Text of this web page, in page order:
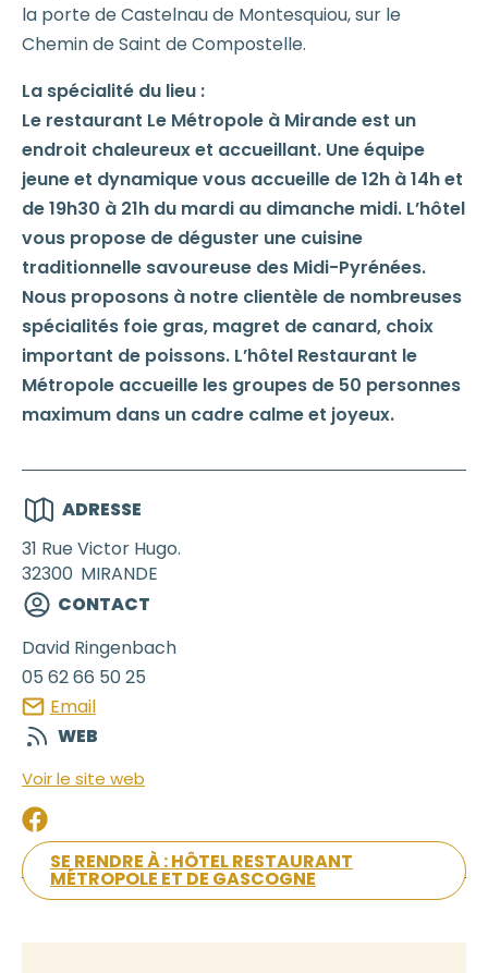
la porte de Castelnau de Montesquiou, sur le
Chemin de Saint de Compostelle.
La spécialité du lieu :
Le restaurant Le Métropole à Mirande est un
endroit chaleureux et accueillant. Une équipe
jeune et dynamique vous accueille de 12h à 14h et
de 19h30 à 21h du mardi au dimanche midi. L’hôtel
vous propose de déguster une cuisine
traditionnelle savoureuse des Midi-Pyrénées.
Nous proposons à notre clientèle de nombreuses
spécialités foie gras, magret de canard, choix
important de poissons. L’hôtel Restaurant le
Métropole accueille les groupes de 50 personnes
maximum dans un cadre calme et joyeux.
ADRESSE
31 Rue Victor Hugo.
32300 MIRANDE
CONTACT
David Ringenbach
05 62 66 50 25
Email
WEB
Voir le site web
SE RENDRE À : HÔTEL RESTAURANT
MÉTROPOLE ET DE GASCOGNE